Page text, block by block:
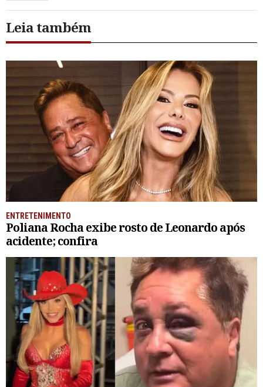
Leia também
ENTRETENIMENTO
Poliana Rocha exibe rosto de Leonardo após
acidente; confira